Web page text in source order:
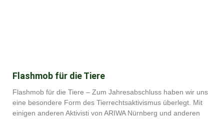
Flashmob für die Tiere
Flashmob für die Tiere – Zum Jahresabschluss haben wir uns
eine besondere Form des Tierrechtsaktivismus überlegt. Mit
einigen anderen Aktivisti von ARIWA Nürnberg und anderen